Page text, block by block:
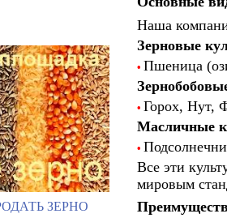
ЗЕРНО
Наша
Зерновые
• Пшеница
• Горох, Нут,
Масличные
•
Все эти
мировым